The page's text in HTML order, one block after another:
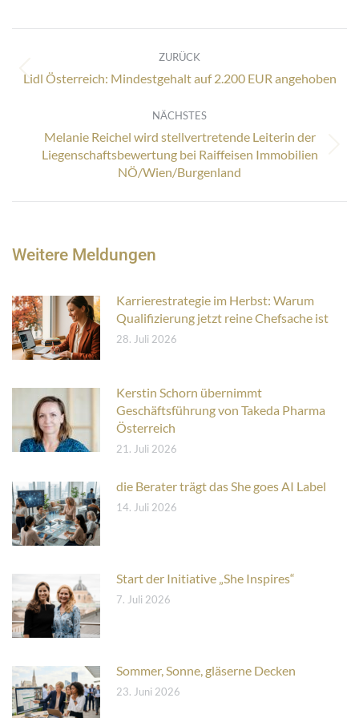
ZURÜCK
Vorheriger
Lidl Österreich: Mindestgehalt auf 2.200 EUR angehoben
NÄCHSTES
Nächster
Beitrag:
Melanie Reichel wird stellvertretende Leiterin der
Liegenschaftsbewertung bei Raiffeisen Immobilien
NÖ/Wien/Burgenland
Weitere Meldungen
Karrierestrategie im Herbst: Warum
Qualifizierung jetzt reine Chefsache ist
28. Juli 2026
Kerstin Schorn übernimmt
Geschäftsführung von Takeda Pharma
Österreich
21. Juli 2026
die Berater trägt das She goes AI Label
14. Juli 2026
Start der Initiative „She Inspires“
7. Juli 2026
Sommer, Sonne, gläserne Decken
23. Juni 2026